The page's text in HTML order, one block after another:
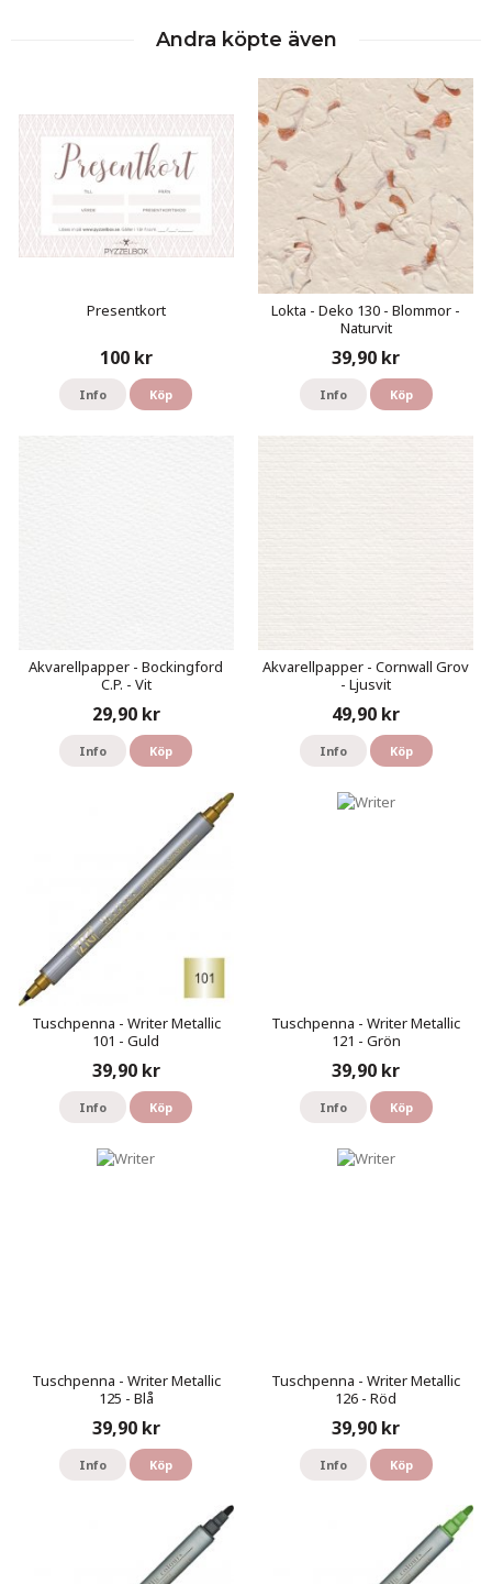
Andra köpte även
Presentkort
100 kr
Info Köp
Lokta - Deko 130 - Blommor -
Naturvit
39,90 kr
Info Köp
Akvarellpapper - Bockingford
C.P. - Vit
29,90 kr
Info Köp
Akvarellpapper - Cornwall Grov
- Ljusvit
49,90 kr
Info Köp
Tuschpenna - Writer Metallic
101 - Guld
39,90 kr
Info Köp
Tuschpenna - Writer Metallic
121 - Grön
39,90 kr
Info Köp
Tuschpenna - Writer Metallic
125 - Blå
39,90 kr
Info Köp
Tuschpenna - Writer Metallic
126 - Röd
39,90 kr
Info Köp